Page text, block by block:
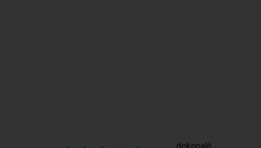
dokonalé...